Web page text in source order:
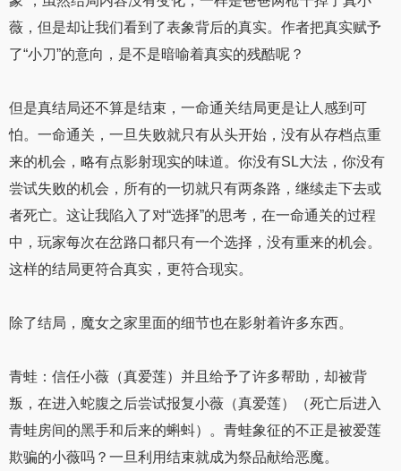
薇，但是却让我们看到了表象背后的真实。作者把真实赋予
了“小刀”的意向，是不是暗喻着真实的残酷呢？
但是真结局还不算是结束，一命通关结局更是让人感到可
怕。一命通关，一旦失败就只有从头开始，没有从存档点重
来的机会，略有点影射现实的味道。你没有SL大法，你没有
尝试失败的机会，所有的一切就只有两条路，继续走下去或
者死亡。这让我陷入了对“选择”的思考，在一命通关的过程
中，玩家每次在岔路口都只有一个选择，没有重来的机会。
这样的结局更符合真实，更符合现实。
除了结局，魔女之家里面的细节也在影射着许多东西。
青蛙：信任小薇（真爱莲）并且给予了许多帮助，却被背
叛，在进入蛇腹之后尝试报复小薇（真爱莲）（死亡后进入
青蛙房间的黑手和后来的蝌蚪）。青蛙象征的不正是被爱莲
欺骗的小薇吗？一旦利用结束就成为祭品献给恶魔。